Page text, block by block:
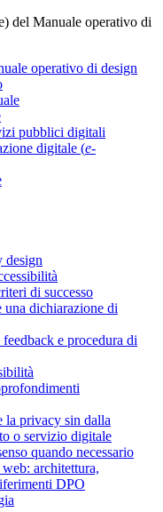
del Manuale operativo di
operativo di design
pubblici digitali
digitale (e-
design
di successo
una dichiarazione di
e procedura di
la privacy sin dalla
o servizio digitale
quando necessario
architettura,
DPO